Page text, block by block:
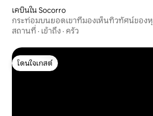
เคบินใน Socorro
กระท่อมบนยอดเขาที่มองเห็นทิวทัศน์ของหุ
สถานที่ · เข้าถึง · ครัว
โดนใจเกสต์
โดนใจเกสต์